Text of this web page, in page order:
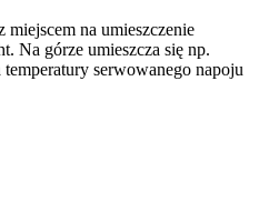
miejscem na umieszczenie
Na górze umieszcza się np.
serwowanego napoju